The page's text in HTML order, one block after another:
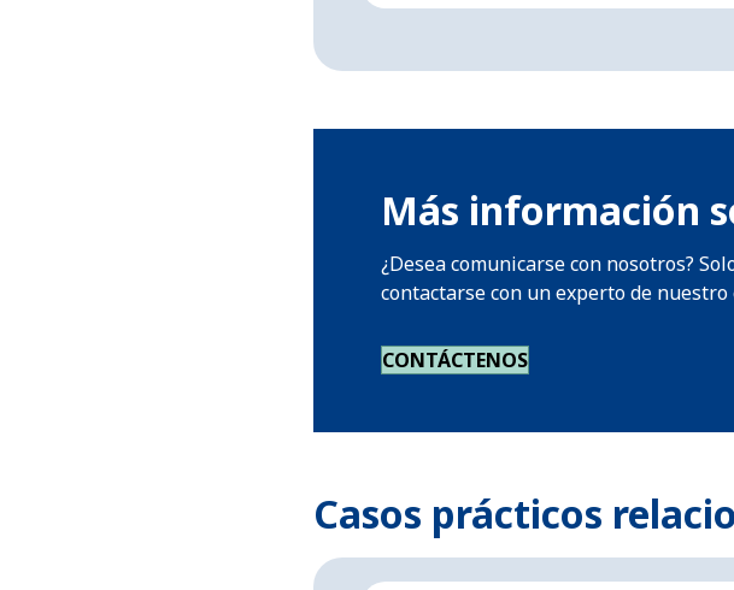
Más información
¿Desea comunicarse con nosotros?
contactarse con un experto de nuestro
CONTÁCTENOS
Casos prácticos